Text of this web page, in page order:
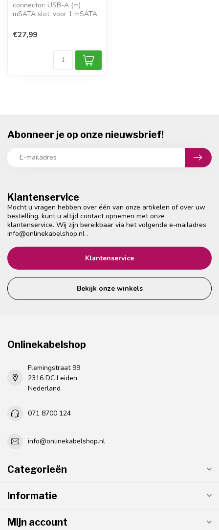
connector: USB-A (m)
mSATA slot, voor 1 mSATA
voor format mSATA full size
€27,99
Klantenservice
Mocht u vragen hebben over één van onze artikelen of over uw
bestelling, kunt u altijd contact opnemen met onze
klantenservice. Wij zijn bereikbaar via het volgende e-mailadres:
info@onlinekabelshop.nl .
Klantenservice
Bekijk onze winkels
Abonneer je op onze nieuwsbrief!
Onlinekabelshop
Flemingstraat 99
2316 DC Leiden
Nederland
071 8700 124
info@onlinekabelshop.nl
Categorieën
Informatie
Mijn account